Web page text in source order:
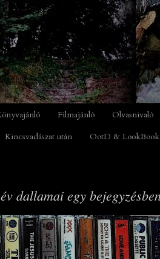
Filmajánló Olvasnivaló
Kincsvadászat után OotD & LookBook
dallamai egy